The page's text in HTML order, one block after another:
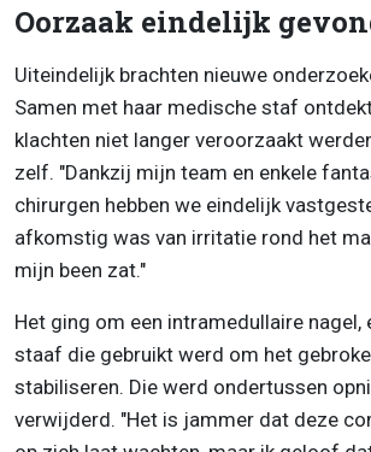
Oorzaak eindelijk
Uiteindelijk brachten nieuwe
Samen met haar medische staf
klachten niet langer veroorzaakt
zelf. "Dankzij mijn team en enkele
chirurgen hebben we eindelijk
afkomstig was van irritatie rond het
mijn been zat."
Het ging om een intramedullaire nagel,
staaf die gebruikt werd om het
stabiliseren. Die werd ondertussen
verwijderd. "Het is jammer dat deze